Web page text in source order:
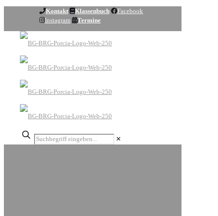
Kontakt Klassenbuch
Facebook
Instagram
Termine
✕